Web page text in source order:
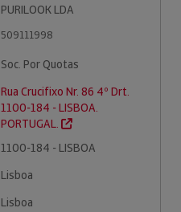
PURILOOK LDA
509111998
Soc. Por Quotas
Rua Crucifixo Nr. 86 4º Drt.
1100-184 - LISBOA.
PORTUGAL.
1100-184 - LISBOA
Lisboa
Lisboa